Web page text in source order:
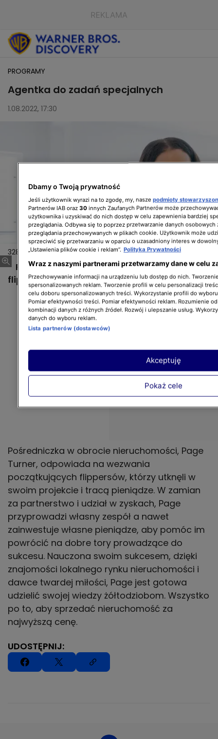
PROGRAMY
Agentka do zadań specjalnych
1.08.2022, 17:30
328
Page Turner pomaga początkującym
flippersom.
Pośredniczka w obrocie nieruchomości, Page
Turner, odpowiada na wezwania
początkujących flippersów, którzy utknęli w
swoim projekcie i tracą pieniądze. W zamian
za partnerstwo i udział w zyskach, Page
przyprowadzi własny zespół a nawet
zainwestuje własne pieniądze, aby pomóc im
powrócić na dobre tory prowadzące do
sukcesu. Nauczona swoim sukcesem, dzięki
znajomości lokalnego rynku nieruchomości i
dawce twardej miłości, Page jest gotowa
udzielić swojej wiedzy żółtodziobom. Wszystko
po to, aby sprzedać nieruchomość za
najwyższą cenę.
UDOSTĘPNIJ:
Dbamy o Twoją prywatność
Jeśli użytkownik wyrazi na to zgodę, my, nasze podmioty
Partnerów IAB oraz 30 innych Zaufanych Partnerów może
użytkownika i uzyskiwać do nich dostęp w celu zapewnienia bardziej
przeglądania. Odbywa się to poprzez przetwarzanie danych osobowych
przeglądania przechowywanych w plikach cookie. Użytkownik może
sprzeciwić się przetwarzaniu w oparciu o uzasadniony interes w
„Ustawienia plików cookie i reklam”. Polityka Prywatności
Wraz z naszymi partnerami przetwarzamy dane w celu
Przechowywanie informacji na urządzeniu lub dostęp do nich.
spersonalizowanych reklam. Tworzenie profili w celu personalizacji
celu doboru spersonalizowanych treści. Wykorzystanie profili do
Pomiar efektywności treści. Pomiar efektywności reklam. Rozumienie
kombinacji danych z różnych źródeł. Rozwój i ulepszanie usług.
danych do wyboru reklam.
Lista partnerów (dostawców)
Pokaż cele
Akceptuję